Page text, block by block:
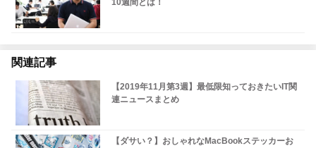
10週間とは！
関連記事
【2019年11月第3週】最低限知っておきたいIT関
連ニュースまとめ
【ダサい？】おしゃれなMacBookステッカーお